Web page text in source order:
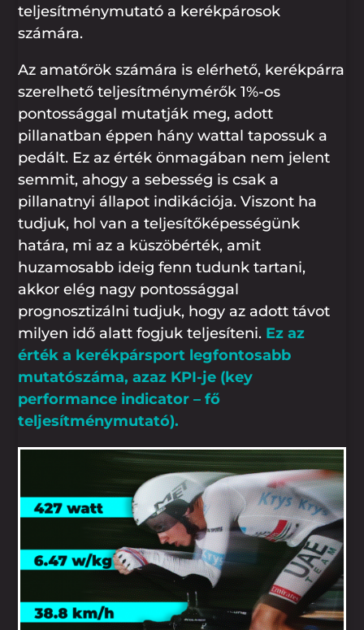
teljesítménymutató a kerékpárosok
számára.
Az amatőrök számára is elérhető, kerékpárra
szerelhető teljesítménymérők 1%-os
pontossággal mutatják meg, adott
pillanatban éppen hány wattal tapossuk a
pedált. Ez az érték önmagában nem jelent
semmit, ahogy a sebesség is csak a
pillanatnyi állapot indikációja. Viszont ha
tudjuk, hol van a teljesítőképességünk
határa, mi az a küszöbérték, amit
huzamosabb ideig fenn tudunk tartani,
akkor elég nagy pontossággal
prognosztizálni tudjuk, hogy az adott távot
milyen idő alatt fogjuk teljesíteni. Ez az
érték a kerékpársport legfontosabb
mutatószáma, azaz KPI-je (key
performance indicator – fő
teljesítménymutató).